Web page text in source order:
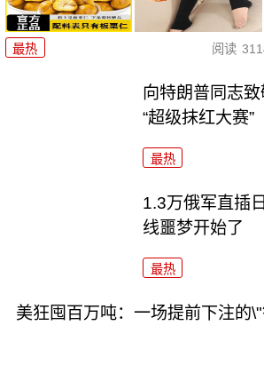
最热 阅读
向特朗普同志
“超级抹红大赛”
最热
1.3万俄军直插
线噩梦开始了
最热
美狂囤百万吨：一场提前下注的